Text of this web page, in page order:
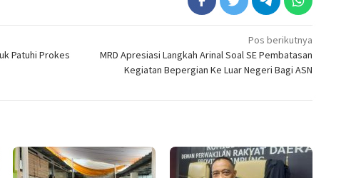
Patuhi Prokes
Pos berikutnya
MRD Apresiasi Langkah Arinal Soal SE Pembatasan
Kegiatan Bepergian Ke Luar Negeri Bagi ASN